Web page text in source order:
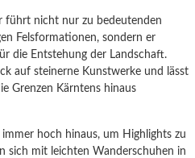
führt nicht nur zu bedeutenden
Felsformationen, sondern er
die Entstehung der Landschaft.
auf steinerne Kunstwerke und lässt
Grenzen Kärntens hinaus
hoch hinaus, um Highlights zu
sich mit leichten Wanderschuhen in